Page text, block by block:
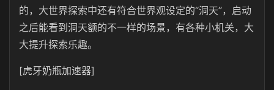
的，大世界探索中还有符合世界观设定的“洞天”，启动
之后能看到洞天额的不一样的场景，有各种小机关，大
大提升探索乐趣。
[虎牙奶瓶加速器]